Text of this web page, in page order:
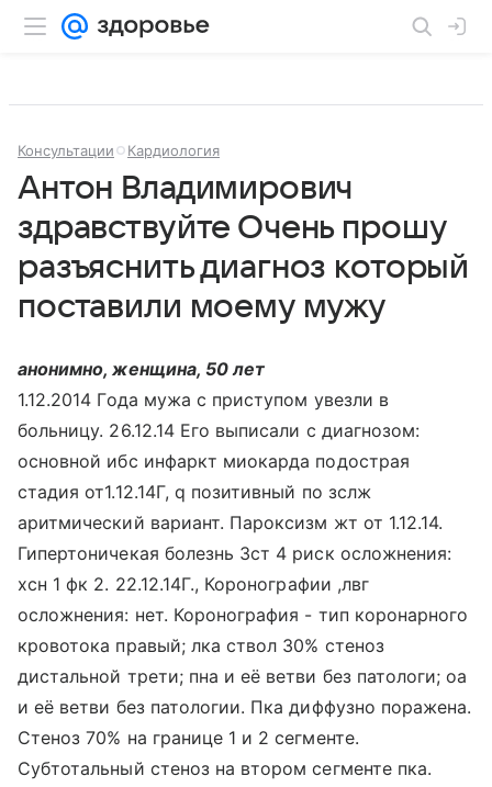
Консультации Кардиология
Антон Владимирович
здравствуйте Очень прошу
разъяснить диагноз который
поставили моему мужу
анонимно, женщина, 50 лет
1.12.2014 Года мужа с приступом увезли в
больницу. 26.12.14 Его выписали с диагнозом:
основной ибс инфаркт миокарда подострая
стадия от1.12.14Г, q позитивный по зслж
аритмический вариант. Пароксизм жт от 1.12.14.
Гипертоничекая болезнь 3ст 4 риск осложнения:
хсн 1 фк 2. 22.12.14Г., Коронографии ,лвг
осложнения: нет. Коронография - тип коронарного
кровотока правый; лка ствол 30% стеноз
дистальной трети; пна и её ветви без патологи; оа
и её ветви без патологии. Пка диффузно поражена.
Стеноз 70% на границе 1 и 2 сегменте.
Субтотальный стеноз на втором сегменте пка.